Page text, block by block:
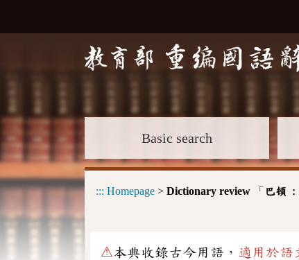
Basic search
::: Homepage > Dictionary review 「 巴頓 :
⚠本典收錄古今用語， 適用於語